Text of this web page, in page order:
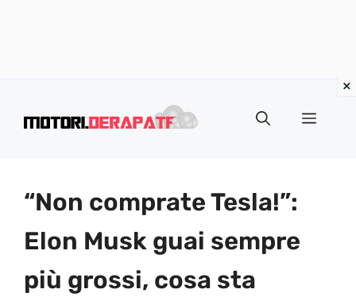
Menu
“Non comprate Tesla!”:
Elon Musk guai sempre
più grossi, cosa sta